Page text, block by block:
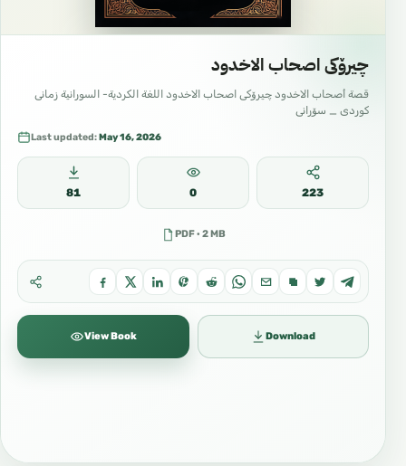
چیرۆکی اصحاب الاخدود
قصة أصحاب الاخدود چیرۆکی اصحاب الاخدود اللغة الكردية- السورانية زمانی
کوردی _ سۆرانی
Last updated:May 16, 2026
81 0 223
PDF · 2 MB
View Book Download